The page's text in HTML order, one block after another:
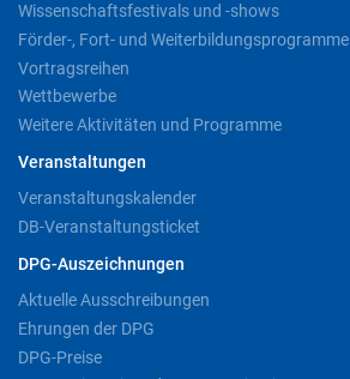
Wissenschaftsfestivals und -shows
Förder-, Fort- und Weiterbildungsprogramme
Vortragsreihen
Wettbewerbe
Weitere Aktivitäten und Programme
Veranstaltungen
Veranstaltungskalender
DB-Veranstaltungsticket
DPG-Auszeichnungen
Aktuelle Ausschreibungen
Ehrungen der DPG
DPG-Preise